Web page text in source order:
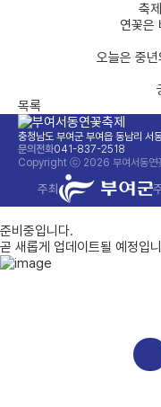
축
연꽃은
오늘은 중
목록
충청남도 부여군 부여읍 동남리 서
문의전화041-837-2518
Copyright ⓒ 2026 부여서동연
주최
준비중입니다.
곧 새롭게 업데이트될 예정입